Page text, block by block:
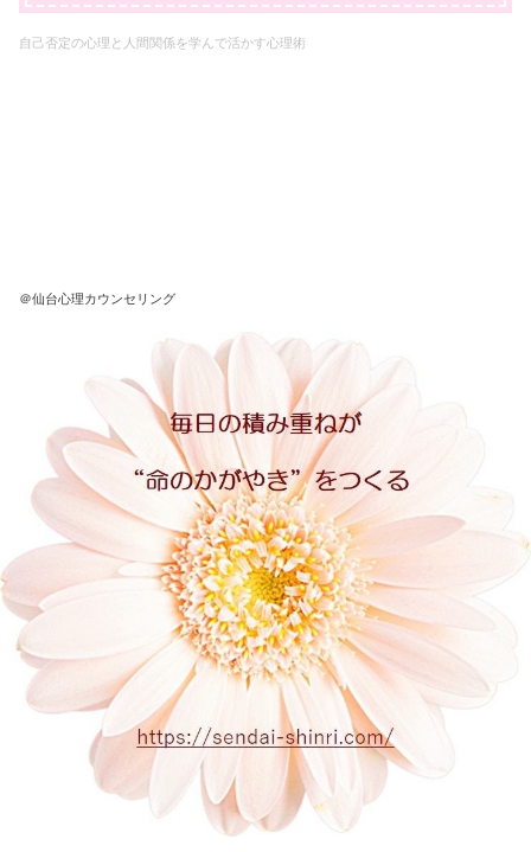
自己否定の心理と人間関係を学んで活かす心理術
＠仙台心理カウンセリング